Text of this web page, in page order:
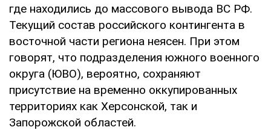
где находились до массового вывода ВС РФ.
Текущий состав российского контингента в
восточной части региона неясен. При этом
говорят, что подразделения южного военного
округа (ЮВО), вероятно, сохраняют
присутствие на временно оккупированных
территориях как Херсонской, так и
Запорожской областей.